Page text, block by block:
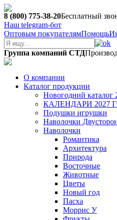
8 (800) 775-38-20Бесплатный
Наш telegram-бот
Оптовым покупателямПомощь
Группа компаний СТД
О компании
Каталог продукции
Новогодний каталог
КАЛЕНДАРИ 2027
Подушки игрушки
Наволочки
Наволочки
Романтика
Архитектура
Природа
Восточные
Животные
Цветы
Новый год
Пасха
Моррис У